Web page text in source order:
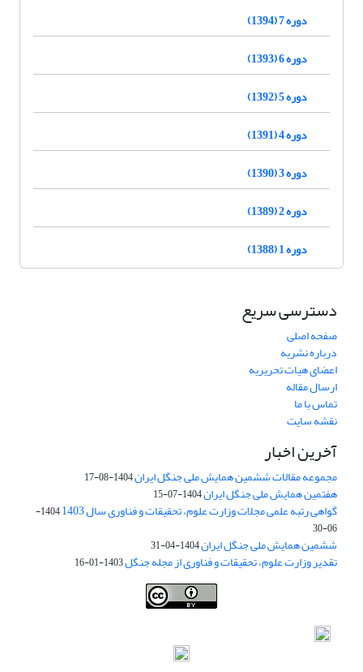
دوره 7 (1394)
دوره 6 (1393)
دوره 5 (1392)
دوره 4 (1391)
دوره 3 (1390)
دوره 2 (1389)
دوره 1 (1388)
دسترسی سریع
صفحه اصلی
درباره نشریه
اعضای هیات تحریریه
ارسال مقاله
تماس با ما
نقشه سایت
آخرین اخبار
مجموعه مقالات ششمین همایش ملی جنگل ایران1404-08-17
هفتمین همایش ملی جنگل ایران1404-07-15
گواهی رتبه علمی مجلات وزارت علوم، تحقیقات و فناوری سال 1403
1404-
06-30
ششمین همایش ملی جنگل ایران1404-04-31
تقدیر وزارت علوم، تحقیقات و فناوری از مجله جنگل1403-01-16